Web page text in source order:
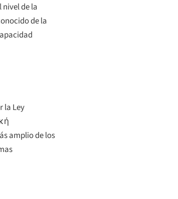
nivel de la
de la
la Ley
amplio de los